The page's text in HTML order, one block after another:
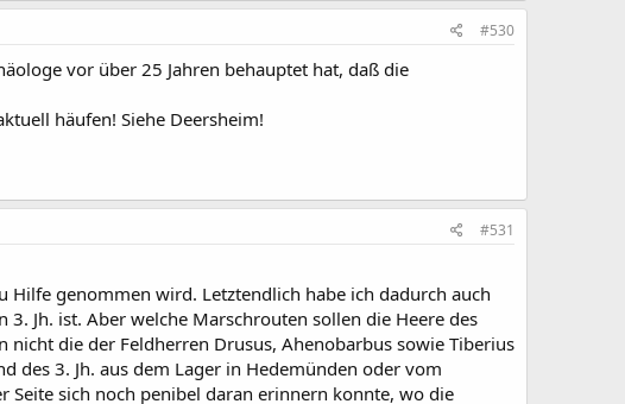
#530
vor über 25 Jahren behauptet hat, daß die
häufen! Siehe Deersheim!
#531
genommen wird. Letztendlich habe ich dadurch auch
Jh. ist. Aber welche Marschrouten sollen die Heere des
die der Feldherren Drusus, Ahenobarbus sowie Tiberius
des 3. Jh. aus dem Lager in Hedemünden oder vom
Seite sich noch penibel daran erinnern konnte, wo die